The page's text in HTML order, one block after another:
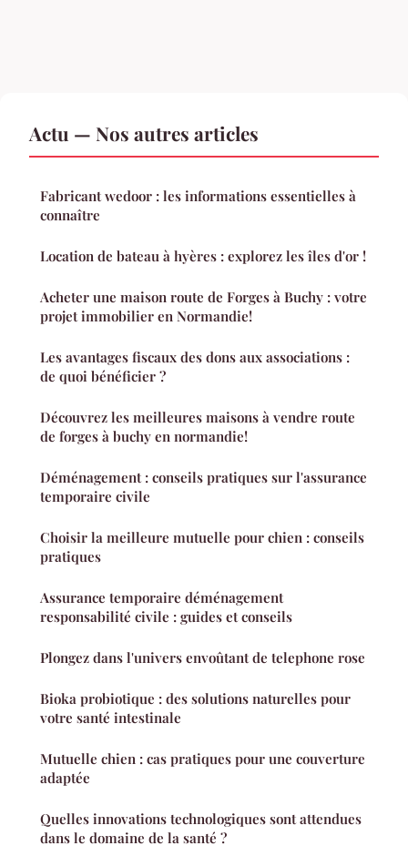
Actu — Nos autres articles
Fabricant wedoor : les informations essentielles à
connaître
Location de bateau à hyères : explorez les îles d'or !
Acheter une maison route de Forges à Buchy : votre
projet immobilier en Normandie!
Les avantages fiscaux des dons aux associations :
de quoi bénéficier ?
Découvrez les meilleures maisons à vendre route
de forges à buchy en normandie!
Déménagement : conseils pratiques sur l'assurance
temporaire civile
Choisir la meilleure mutuelle pour chien : conseils
pratiques
Assurance temporaire déménagement
responsabilité civile : guides et conseils
Plongez dans l'univers envoûtant de telephone rose
Bioka probiotique : des solutions naturelles pour
votre santé intestinale
Mutuelle chien : cas pratiques pour une couverture
adaptée
Quelles innovations technologiques sont attendues
dans le domaine de la santé ?